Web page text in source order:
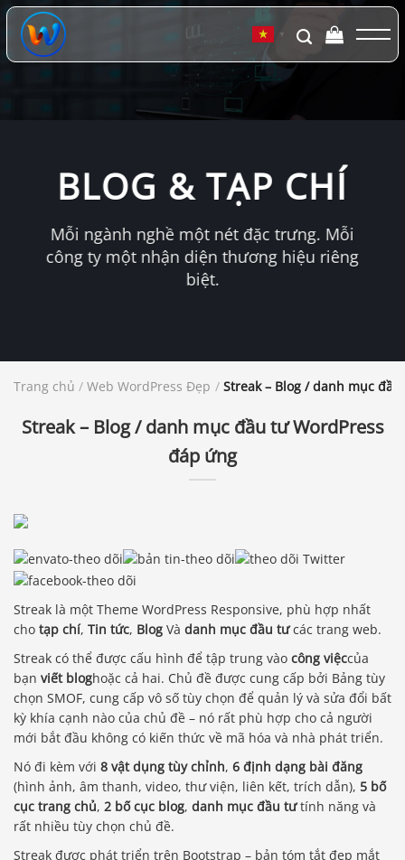
Chuyển
đến
dung
▼
BLOG & TẠP CHÍ
Mỗi ngành nghề một nét đặc trưng. Mỗi
công ty một nhận diện thương hiệu riêng
biệt.
Trang chủ / Web WordPress Đẹp / Streak – Blog / danh mục
Streak – Blog / danh mục đầu tư WordPress
đáp ứng
Streak là một Theme WordPress Responsive, phù hợp nhất
cho tạp chí, Tin tức, Blog Và danh mục đầu tưcác trang web.
Streak có thể được cấu hình để tập trung vào công việccủa
bạn viết bloghoặc cả hai. Chủ đề được cung cấp bởi Bảng tùy
chọn SMOF, cung cấp vô số tùy chọn để quản lý và sửa đổi bất
kỳ khía cạnh nào của chủ đề – nó rất phù hợp cho cả người
mới bắt đầu không có kiến ​​thức về mã hóa và nhà phát triển.
Nó đi kèm với 8 vật dụng tùy chỉnh, 6 định dạng bài đăng
(hình ảnh, âm thanh, video, thư viện, liên kết, trích dẫn), 5 bố
cục trang chủ, 2 bố cục blog, danh mục đầu tưtính năng và
rất nhiều tùy chọn chủ đề.
Streak được phát triển trên Bootstrap – bản tóm tắt đẹp mắt